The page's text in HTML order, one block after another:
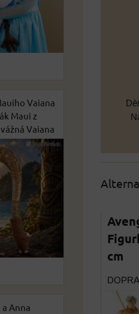
cm
Vaiana
Maui z
Vaiana
a Anna